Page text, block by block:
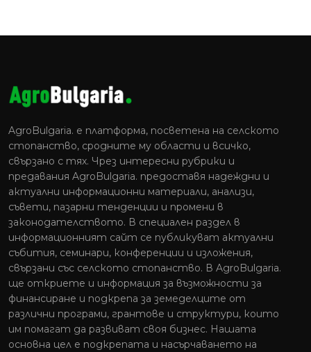
AgroBulgaria. e платформа, посветена на селското
стопанство, сродните му области и всичко,
свързано с тях. Чрез интересни рубрики и
предавания AgroBulgaria. предоставя надеждни и
актуални информационни материали, анализи,
съвети, пазарни тенденции и промени в
законодателството. В специален раздел в
информационният сайт се публикуват актуални
събития, семинари, конференции и изложения,
свързани със селското стопанство. В AgroBulgaria.
ще откриете и информация за възможности за
финансиране и подкрепа за земеделците от
различни програми, грантове и структури, които
им помагат да развиват своя бизнес. Нашата
основна цел е подкрепата и насърчаването на